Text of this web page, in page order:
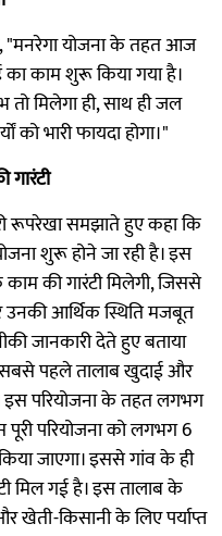
"मनरेगा योजना के तहत आज
काम शुरू किया गया है।
तो मिलेगा ही, साथ ही जल
भारी फायदा होगा।"
रूपरेखा समझाते हुए कहा कि
शुरू होने जा रही है। इस
की गारंटी मिलेगी, जिससे
उनकी आर्थिक स्थिति मजबूत
जानकारी देते हुए बताया
पहले तालाब खुदाई और
इस परियोजना के तहत लगभग
पूरी परियोजना को लगभग 6
जाएगा। इससे गांव के ही
मिल गई है। इस तालाब के
खेती-किसानी के लिए पर्याप्त